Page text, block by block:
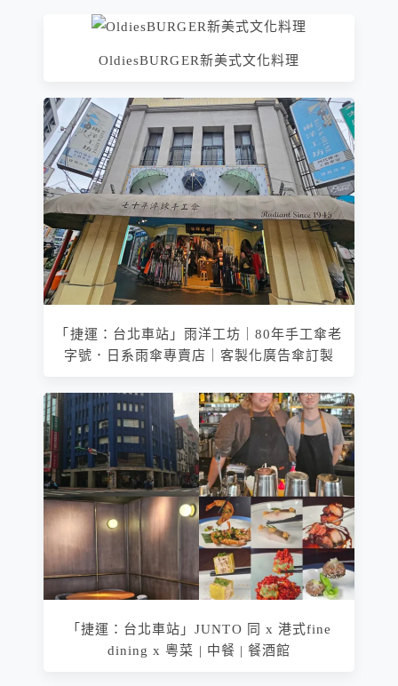
OldiesBURGER新美式文化料理
「捷運：台北車站」雨洋工坊｜80年手工傘老
字號．日系雨傘專賣店｜客製化廣告傘訂製
「捷運：台北車站」JUNTO 同 x 港式fine
dining x 粵菜 | 中餐 | 餐酒館